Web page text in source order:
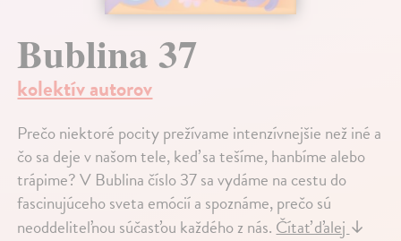
Bublina 37
kolektív autorov
Prečo niektoré pocity prežívame intenzívnejšie než iné a
čo sa deje v našom tele, keď sa tešíme, hanbíme alebo
trápime? V Bublina číslo 37 sa vydáme na cestu do
fascinujúceho sveta emócií a spoznáme, prečo sú
neoddeliteľnou súčasťou každého z nás.Čítať ďalej↓